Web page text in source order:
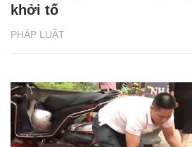
PHÁP LUẬT
khởi tố